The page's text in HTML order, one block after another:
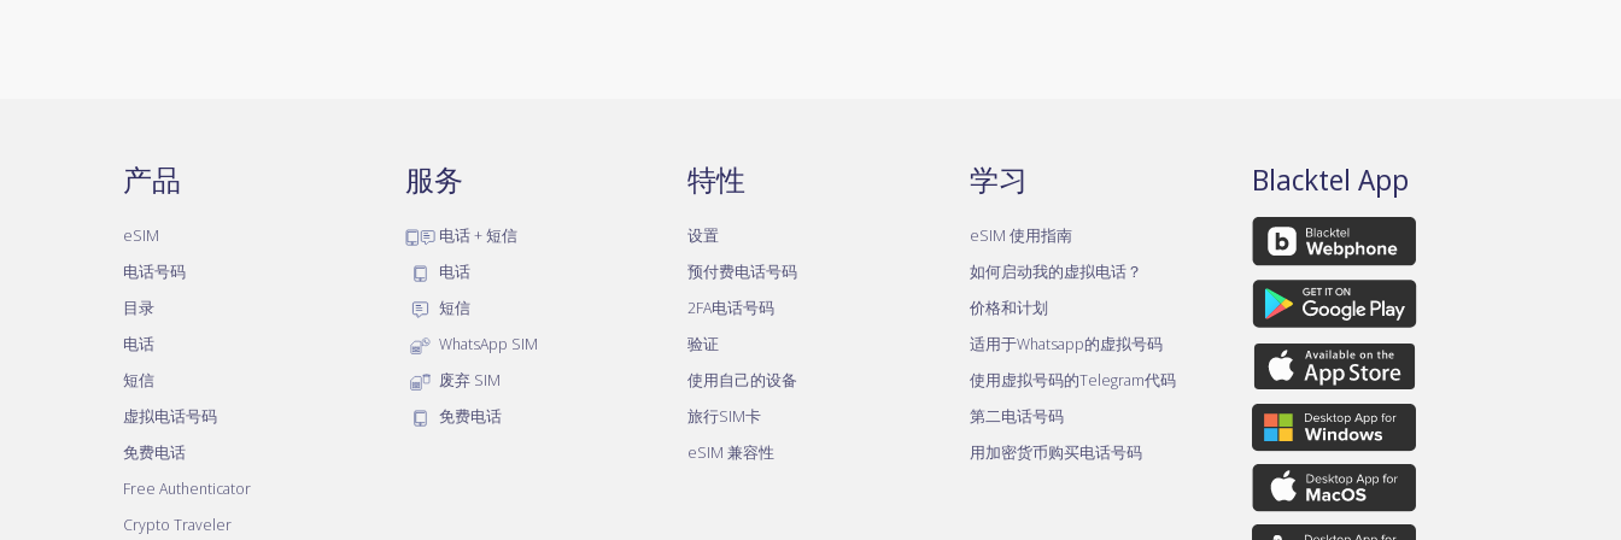
产品
eSIM
电话号码
目录
电话
短信
虚拟电话号码
免费电话
Free Authenticator
Crypto Traveler
服务
电话 + 短信
电话
短信
WhatsApp SIM
废弃 SIM
免费电话
特性
设置
预付费电话号码
2FA电话号码
验证
使用自己的设备
旅行SIM卡
eSIM 兼容性
学习
eSIM 使用指南
如何启动我的虚拟电话？
价格和计划
适用于Whatsapp的虚拟号码
使用虚拟号码的Telegram代码
第二电话号码
用加密货币购买电话号码
Blacktel App